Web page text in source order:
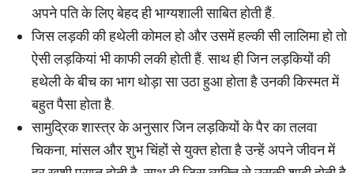
अपने पति के लिए बेहद ही भाग्यशाली साबित होती हैं.
जिस लड़की की हथेली कोमल हो और उसमें हल्की सी लालिमा हो तो
ऐसी लड़कियां भी काफी लकी होती हैं. साथ ही जिन लड़कियों की
हथेली के बीच का भाग थोड़ा सा उठा हुआ होता है उनकी किस्मत में
बहुत पैसा होता है.
सामुद्रिक शास्त्र के अनुसार जिन लड़कियों के पैर का तलवा
चिकना, मांसल और शुभ चिंहों से युक्त होता है उन्हें अपने जीवन में